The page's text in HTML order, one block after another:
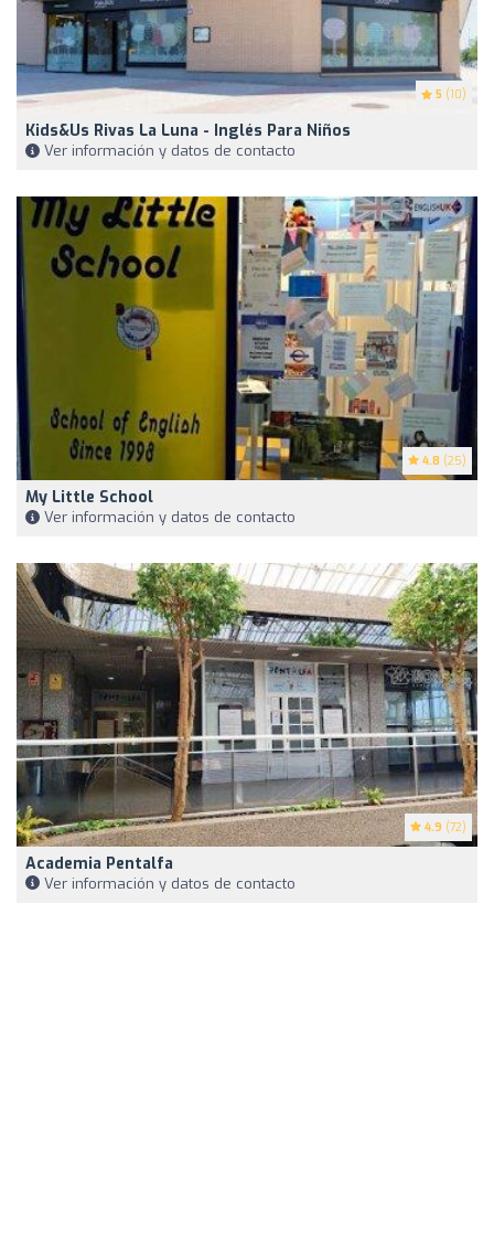
5 (10)
Kids&Us Rivas La Luna - Inglés Para Niños
Ver información y datos de contacto
4.8 (25)
My Little School
Ver información y datos de contacto
4.9 (72)
Academia Pentalfa
Ver información y datos de contacto